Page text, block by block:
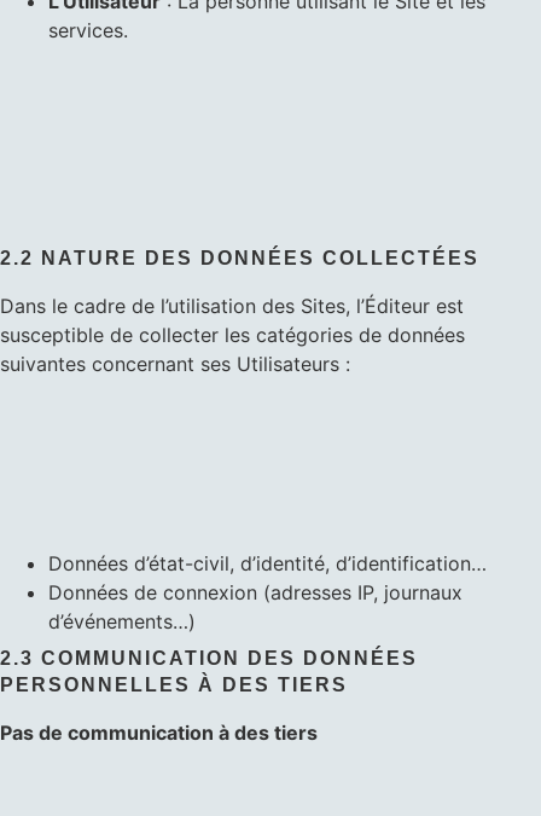
services.
2.2 NATURE DES DONNÉES COLLECTÉES
Dans le cadre de l’utilisation des Sites, l’Éditeur est
susceptible de collecter les catégories de données
suivantes concernant ses Utilisateurs :
Données d’état-civil, d’identité, d’identification…
Données de connexion (adresses IP, journaux
d’événements…)
2.3 COMMUNICATION DES DONNÉES
PERSONNELLES À DES TIERS
Pas de communication à des tiers